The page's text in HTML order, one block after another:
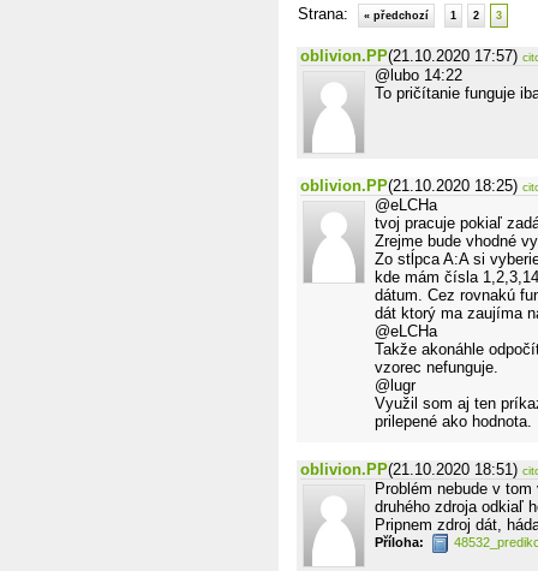
Strana: « předchozí 1 2 3
oblivion.PP(21.10.2020 17:57)
@lubo 14:22
To pričítanie funguje
oblivion.PP(21.10.2020 18:25)
@eLCHa
tvoj pracuje pokiaľ
Zrejme bude vhodné
Zo stĺpca A:A si
kde mám čísla
dátum. Cez rovnakú
dát ktorý ma zaujíma
@eLCHa
Takže akonáhle
vzorec nefunguje.
@lugr
Využil som aj ten
prilepené ako
oblivion.PP(21.10.2020 18:51)
Problém nebude v
druhého zdroja odkiaľ
Pripnem zdroj dát,
Příloha: